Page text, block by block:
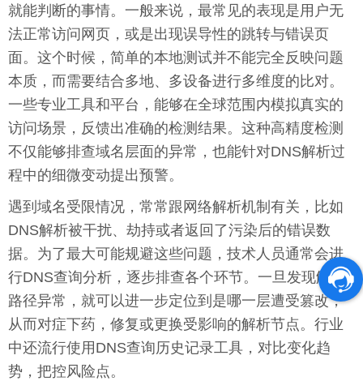
就能判断的事情。一般来说，最常见的表现是用户无
法正常访问网页，或是出现误导性的跳转与错误页
面。这个时候，简单的本地测试并不能完全反映问题
本质，而需要结合多地、多设备进行多维度的比对。
一些专业工具和平台，能够在全球范围内模拟真实的
访问场景，反馈出准确的检测结果。这种高精度检测
不仅能够排查域名层面的异常，也能针对DNS解析过
程中的细微变动提出预警。
遇到域名受限情况，常常跟网络解析机制有关，比如
DNS解析被干扰、劫持或者返回了污染后的错误数
据。为了最大可能规避这些问题，技术人员通常会进
行DNS查询分析，逐步排查各个环节。一旦发现解析
路径异常，就可以进一步定位到是哪一层遭受篡改，
从而对症下药，修复或更换受影响的解析节点。行业
中还流行使用DNS查询历史记录工具，对比变化趋
势，把控风险点。